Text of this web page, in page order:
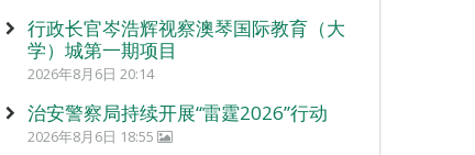
行政长官岑浩辉视察澳琴国际教育（大
学）城第一期项目
2026年8月6日 20:14
治安警察局持续开展“雷霆2026”行动
2026年8月6日 18:55